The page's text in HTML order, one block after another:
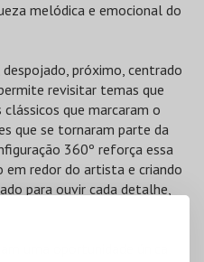
melódica e emocional do
próximo, centrado
revisitar temas que
que marcaram o
que se tornaram parte da
360º reforça essa
em redor do artista e criando
para ouvir cada detalhe,